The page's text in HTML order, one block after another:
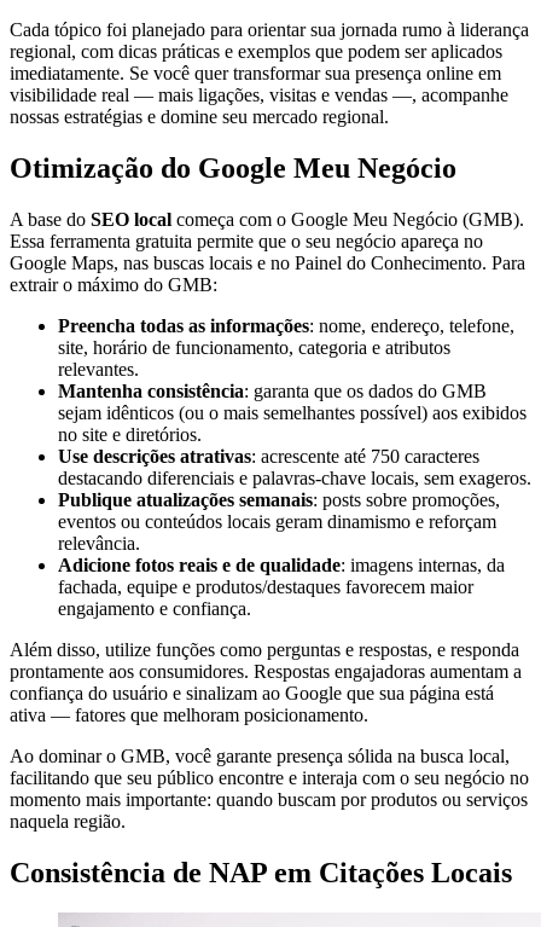
Cada tópico foi planejado para orientar sua jornada rumo à liderança
regional, com dicas práticas e exemplos que podem ser aplicados
imediatamente. Se você quer transformar sua presença online em
visibilidade real — mais ligações, visitas e vendas —, acompanhe
nossas estratégias e domine seu mercado regional.
Otimização do Google Meu Negócio
A base do SEO local começa com o Google Meu Negócio (GMB).
Essa ferramenta gratuita permite que o seu negócio apareça no
Google Maps, nas buscas locais e no Painel do Conhecimento. Para
extrair o máximo do GMB:
Preencha todas as informações: nome, endereço, telefone,
site, horário de funcionamento, categoria e atributos
relevantes.
Mantenha consistência: garanta que os dados do GMB
sejam idênticos (ou o mais semelhantes possível) aos exibidos
no site e diretórios.
Use descrições atrativas: acrescente até 750 caracteres
destacando diferenciais e palavras-chave locais, sem exageros.
Publique atualizações semanais: posts sobre promoções,
eventos ou conteúdos locais geram dinamismo e reforçam
relevância.
Adicione fotos reais e de qualidade: imagens internas, da
fachada, equipe e produtos/destaques favorecem maior
engajamento e confiança.
Além disso, utilize funções como perguntas e respostas, e responda
prontamente aos consumidores. Respostas engajadoras aumentam a
confiança do usuário e sinalizam ao Google que sua página está
ativa — fatores que melhoram posicionamento.
Ao dominar o GMB, você garante presença sólida na busca local,
facilitando que seu público encontre e interaja com o seu negócio no
momento mais importante: quando buscam por produtos ou serviços
naquela região.
Consistência de NAP em Citações Locais